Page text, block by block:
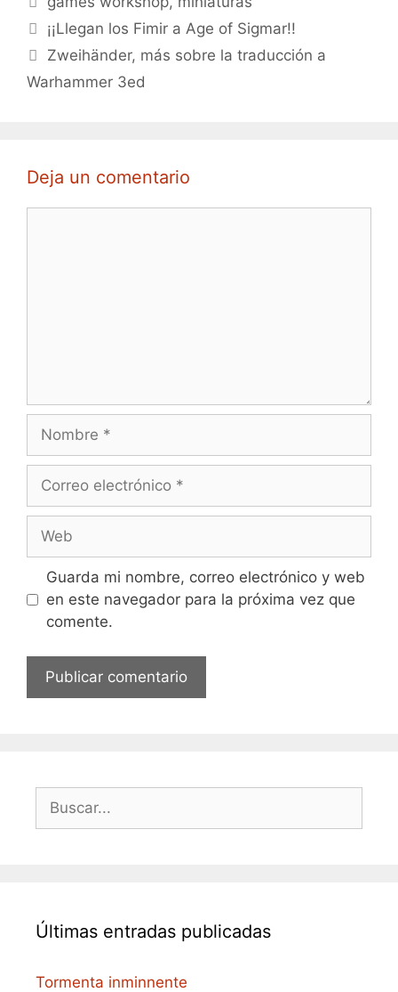
¡¡Llegan los Fimir a Age of Sigmar!!
Zweihänder, más sobre la traducción a
Warhammer 3ed
Deja un comentario
Nombre
Correo
Web
Guarda mi nombre, correo electrónico y web
en este navegador para la próxima vez que
comente.
Últimas entradas publicadas
Tormenta inminnente